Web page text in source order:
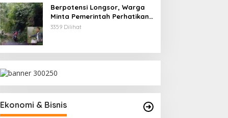
Berpotensi Longsor, Warga
Minta Pemerintah Perhatikan
Akses Jalan Masuk
3359 Dilihat
Ekonomi & Bisnis